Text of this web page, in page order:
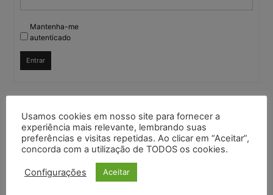
Mantenha-me
autenticado
Entrar
Continuar comGoogle
Continuar comX
Usamos cookies em nosso site para fornecer a
experiência mais relevante, lembrando suas
preferências e visitas repetidas. Ao clicar em “Aceitar”,
concorda com a utilização de TODOS os cookies.
Configurações Aceitar